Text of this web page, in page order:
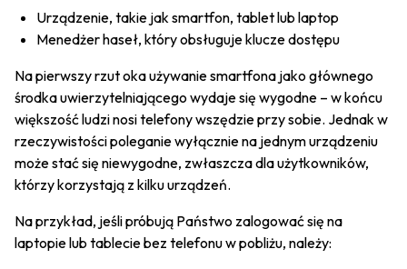
Urządzenie, takie jak smartfon, tablet lub laptop
Menedżer haseł, który obsługuje klucze dostępu
Na pierwszy rzut oka używanie smartfona jako głównego
środka uwierzytelniającego wydaje się wygodne – w końcu
większość ludzi nosi telefony wszędzie przy sobie. Jednak w
rzeczywistości poleganie wyłącznie na jednym urządzeniu
może stać się niewygodne, zwłaszcza dla użytkowników,
którzy korzystają z kilku urządzeń.
Na przykład, jeśli próbują Państwo zalogować się na
laptopie lub tablecie bez telefonu w pobliżu, należy: